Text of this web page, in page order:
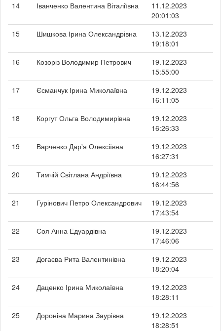
14
Іванченко Валентина Віталіївна
11.12.2023
20:01:03
15
Шишкова Ірина Олександрівна
13.12.2023
19:18:01
16
Козоріз Володимир Петрович
19.12.2023
15:55:00
17
Єсманчук Ірина Миколаївна
19.12.2023
16:11:05
18
Коргут Ольга Володимирівна
19.12.2023
16:26:33
19
Варченко Дар'я Олексіївна
19.12.2023
16:27:31
20
Тимчій Світлана Андріївна
19.12.2023
16:44:56
21
Гурінович Петро Олександрович
19.12.2023
17:43:54
22
Соя Анна Едуардівна
19.12.2023
17:46:06
23
Догаєва Рита Валентинівна
19.12.2023
18:20:04
24
Даценко Ірина Миколаївна
19.12.2023
18:28:11
25
Дороніна Марина Заурівна
19.12.2023
18:28:51